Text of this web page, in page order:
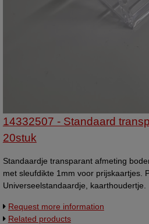
14332507 - Standaard
20stuk
Standaardje transparant afmeting
met sleufdikte 1mm voor prijskaartjes.
Universeelstandaardje, kaarthoudertje.
Request more information
Related products